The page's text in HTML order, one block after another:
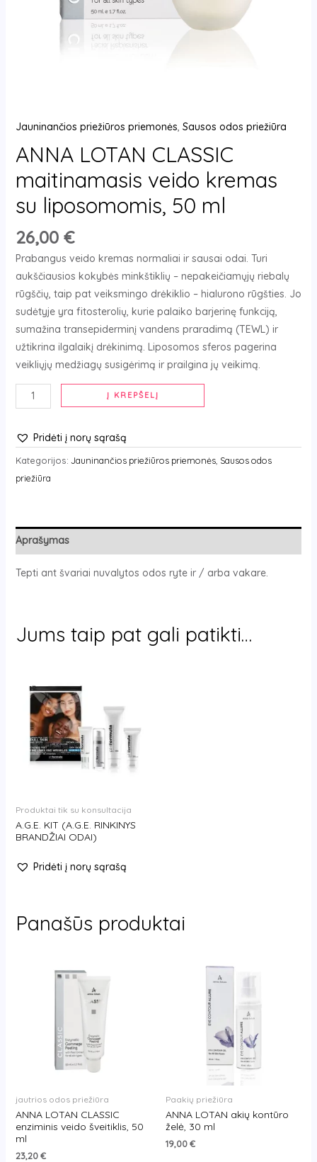
Jauninančios priežiūros priemonės, Sausos odos priežiūra
ANNA LOTAN CLASSIC
maitinamasis veido kremas
su liposomomis, 50 ml
26,00 €
Prabangus veido kremas normaliai ir sausai odai. Turi
aukščiausios kokybės minkštiklių – nepakeičiamųjų riebalų
rūgščių, taip pat veiksmingo drėkiklio – hialurono rūgšties. Jo
sudėtyje yra fitosterolių, kurie palaiko barjerinę funkciją,
sumažina transepiderminį vandens praradimą (TEWL) ir
užtikrina ilgalaikį drėkinimą. Liposomos sferos pagerina
veikliųjų medžiagų susigėrimą ir prailgina jų veikimą.
Į KREPŠELĮ
Pridėti į norų sąrašą
Kategorijos: Jauninančios priežiūros priemonės, Sausos odos
priežiūra
Aprašymas
Tepti ant švariai nuvalytos odos ryte ir / arba vakare.
Jums taip pat gali patikti…
Produktai tik su konsultacija
A.G.E. KIT (A.G.E. RINKINYS
BRANDŽIAI ODAI)
Pridėti į norų sąrašą
Panašūs produktai
jautrios odos priežiūra
ANNA LOTAN CLASSIC
enziminis veido šveitiklis, 50
ml
23,20€
Paakių priežiūra
ANNA LOTAN akių kontūro
želė, 30 ml
19,00€